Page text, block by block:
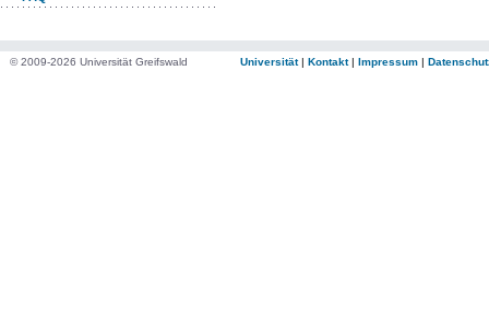
© 2009-2026 Universität Greifswald Universität| Kontakt| Impressum |